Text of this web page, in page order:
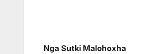
Nga Sutki Malohoxha